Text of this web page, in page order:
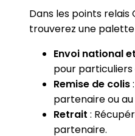
Dans les points relais
trouverez une
Envoi national
pour
Remise de colis
partenaire ou
Retrait :
partenaire.